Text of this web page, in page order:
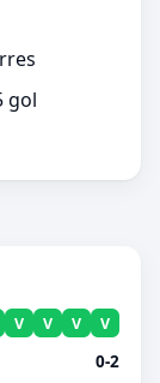
gol
V V V V
0-2